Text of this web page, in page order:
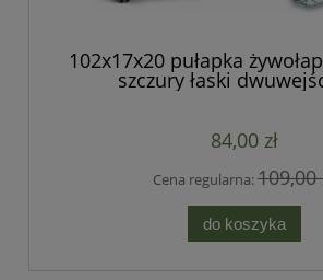
102x17x20 pułapka
szczury łaski
84,00 zł
Cena regularna:109,00
do koszyka